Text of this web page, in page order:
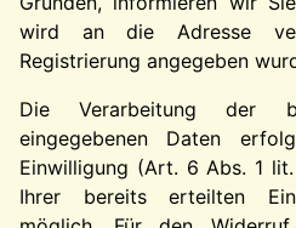
wird an die Adresse
Registrierung angegeben
Die Verarbeitung der
eingegebenen Daten
Einwilligung (Art. 6 Abs. 1
Ihrer bereits erteilten